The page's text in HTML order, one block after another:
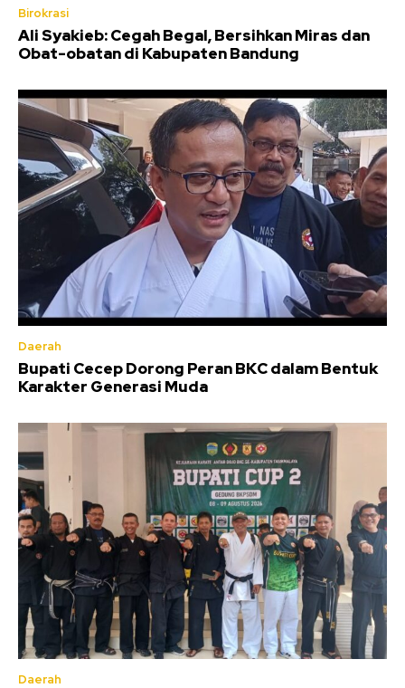
Birokrasi
Ali Syakieb: Cegah Begal, Bersihkan Miras dan
Obat-obatan di Kabupaten Bandung
Daerah
Bupati Cecep Dorong Peran BKC dalam Bentuk
Karakter Generasi Muda
Daerah